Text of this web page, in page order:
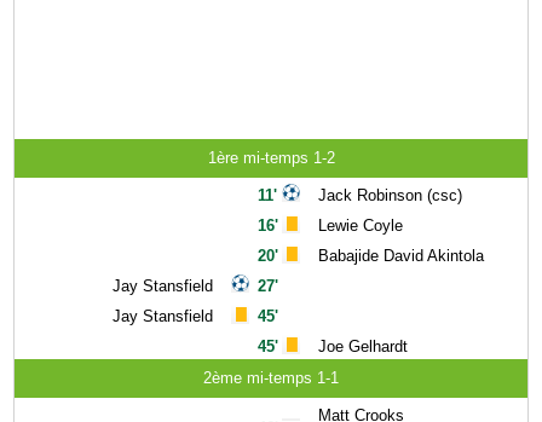
1ère mi-temps 1-2
Jay Stansfield
Jay Stansfield
11'
16'
20'
27'
45'
45'
Jack Robinson (csc)
Lewie Coyle
Babajide David Akintola
Joe Gelhardt
2ème mi-temps 1-1
Matt Crooks